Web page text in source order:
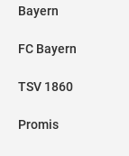
Bayern
FC Bayern
TSV 1860
Promis